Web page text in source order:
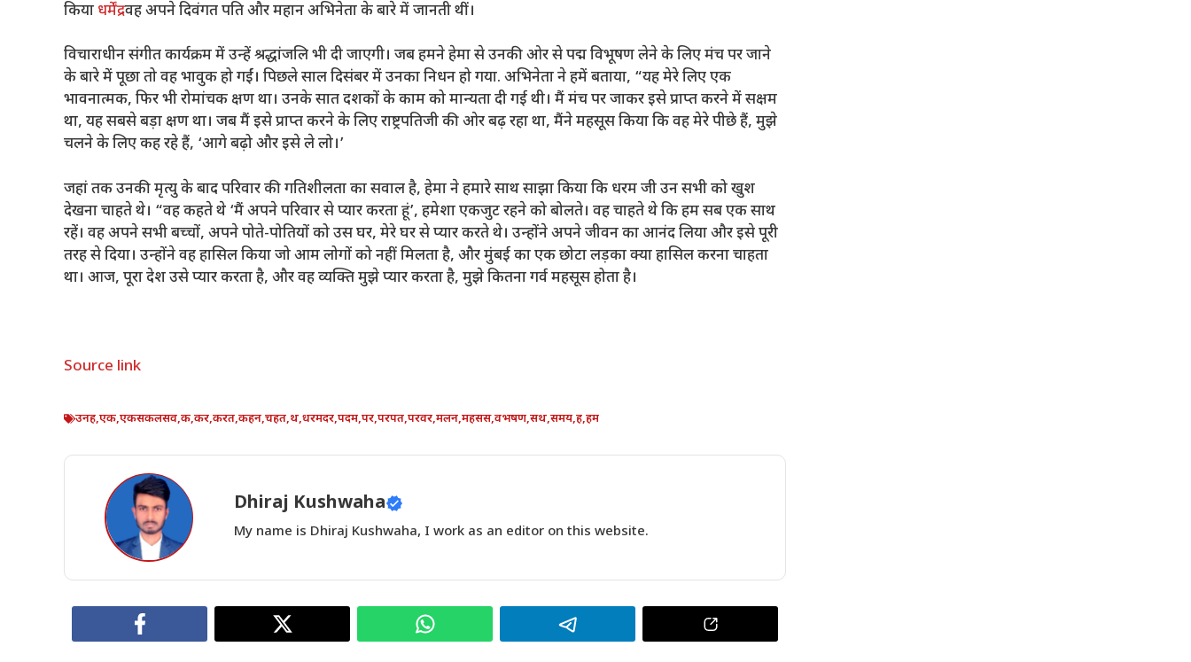
किया धर्मेंद्रवह अपने दिवंगत पति और महान अभिनेता के बारे में जानती थीं।
विचाराधीन संगीत कार्यक्रम में उन्हें श्रद्धांजलि भी दी जाएगी। जब हमने हेमा से उनकी ओर से पद्म विभूषण लेने के लिए मंच पर जाने
के बारे में पूछा तो वह भावुक हो गईं। पिछले साल दिसंबर में उनका निधन हो गया. अभिनेता ने हमें बताया, “यह मेरे लिए एक
भावनात्मक, फिर भी रोमांचक क्षण था। उनके सात दशकों के काम को मान्यता दी गई थी। मैं मंच पर जाकर इसे प्राप्त करने में सक्षम
था, यह सबसे बड़ा क्षण था। जब मैं इसे प्राप्त करने के लिए राष्ट्रपतिजी की ओर बढ़ रहा था, मैंने महसूस किया कि वह मेरे पीछे हैं, मुझे
चलने के लिए कह रहे हैं, ‘आगे बढ़ो और इसे ले लो।’
जहां तक ​​उनकी मृत्यु के बाद परिवार की गतिशीलता का सवाल है, हेमा ने हमारे साथ साझा किया कि धरम जी उन सभी को खुश
देखना चाहते थे। “वह कहते थे ‘मैं अपने परिवार से प्यार करता हूं’, हमेशा एकजुट रहने को बोलते। वह चाहते थे कि हम सब एक साथ
रहें। वह अपने सभी बच्चों, अपने पोते-पोतियों को उस घर, मेरे घर से प्यार करते थे। उन्होंने अपने जीवन का आनंद लिया और इसे पूरी
तरह से दिया। उन्होंने वह हासिल किया जो आम लोगों को नहीं मिलता है, और मुंबई का एक छोटा लड़का क्या हासिल करना चाहता
था। आज, पूरा देश उसे प्यार करता है, और वह व्यक्ति मुझे प्यार करता है, मुझे कितना गर्व महसूस होता है।
Source link
उनह,एक,एकसकलसव,क,कर,करत,कहन,चहत,थ,धरमदर,पदम,पर,परपत,परवर,मलन,महसस,वभषण,सथ,समय,ह,हम
Dhiraj Kushwaha
My name is Dhiraj Kushwaha, I work as an editor on this website.